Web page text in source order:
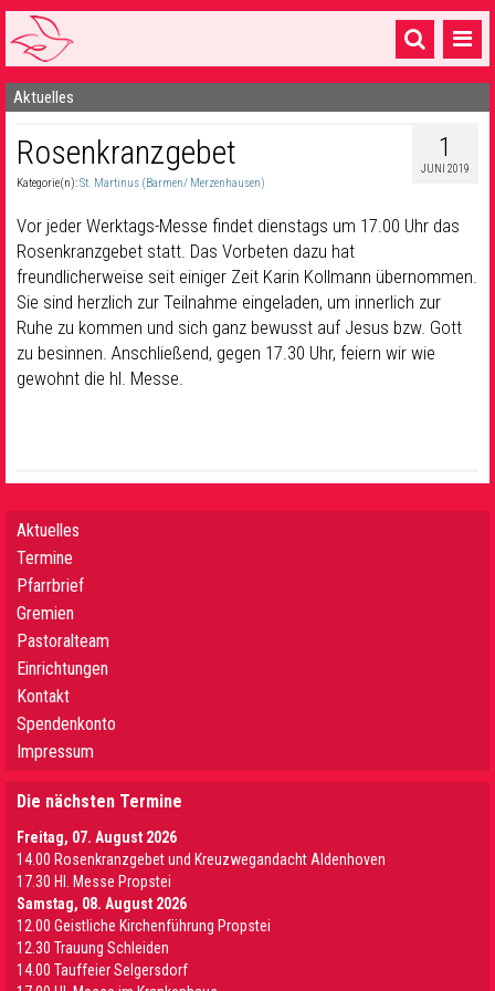
Startseite
1 Pfarrei
16 Gemeinden & mehr
Gottesdienste & Sinnsuche
Sakramente & Feste
Gemeinschaft & Soziales
Musik& Kultur
Aktuelles
1
JUNI 2019
Rosenkranzgebet
Kategorie(n):St. Martinus (Barmen/ Merzenhausen)
Vor jeder Werktags-Messe findet dienstags um 17.00 Uhr das
Rosenkranzgebet statt. Das Vorbeten dazu hat
freundlicherweise seit einiger Zeit Karin Kollmann übernommen.
Sie sind herzlich zur Teilnahme eingeladen, um innerlich zur
Ruhe zu kommen und sich ganz bewusst auf Jesus bzw. Gott
zu besinnen. Anschließend, gegen 17.30 Uhr, feiern wir wie
gewohnt die hl. Messe.
Aktuelles
Termine
Pfarrbrief
Gremien
Pastoralteam
Einrichtungen
Kontakt
Spendenkonto
Impressum
Die nächsten Termine
Freitag, 07. August 2026
14.00 Rosenkranzgebet und Kreuzwegandacht Aldenhoven
17.30 Hl. Messe Propstei
Samstag, 08. August 2026
12.00 Geistliche Kirchenführung Propstei
12.30 Trauung Schleiden
14.00 Tauffeier Selgersdorf